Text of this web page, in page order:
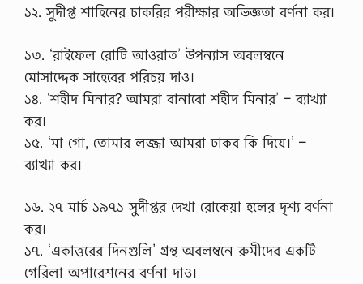
১২. সুদীপ্ত শাহিনের চাকরির পরীক্ষার অভিজ্ঞতা বর্ণনা কর।
১৩. ‘রাইফেল রোটি আওরাত’ উপন্যাস অবলম্বনে
মোসাদ্দেক সাহেবের পরিচয় দাও।
১৪. ‘শহীদ মিনার? আমরা বানাবো শহীদ মিনার’ – ব্যাখ্যা
কর।
১৫. ‘মা গো, তোমার লজ্জা আমরা ঢাকব কি দিয়ে।’ –
ব্যাখ্যা কর।
১৬. ২৭ মার্চ ১৯৭১ সুদীপ্তর দেখা রোকেয়া হলের দৃশ্য বর্ণনা
কর।
১৭. ‘একাত্তরের দিনগুলি’ গ্রন্থ অবলম্বনে রুমীদের একটি
গেরিলা অপারেশনের বর্ণনা দাও।